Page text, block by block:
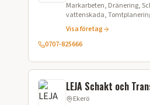
Markarbeten, Dränering,
vattenskada,
Kabelschakt,
Stödmurar, Plattläggning,
Visa företag
0707-825666
LEJA Schakt och
Ekerö